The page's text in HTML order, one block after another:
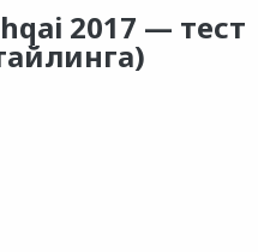
2017 — тест